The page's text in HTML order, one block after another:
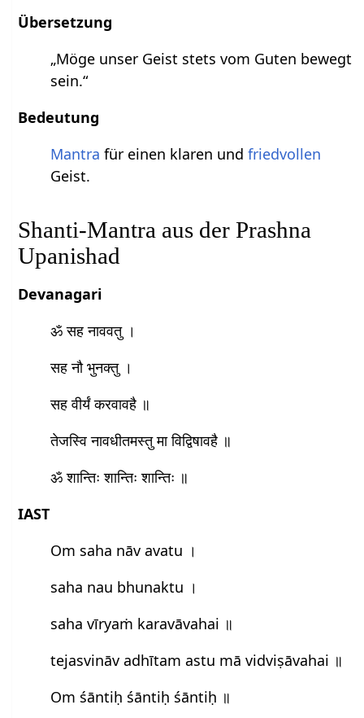
Übersetzung
„Möge unser Geist stets vom Guten bewegt
sein.“
Bedeutung
Mantra für einen klaren undfriedvollen
Geist.
Shanti-Mantra aus der Prashna
Upanishad
Devanagari
ॐ सह नाववतु ।
सह नौ भुनक्तु ।
सह वीर्यं करवावहै ॥
तेजस्वि नावधीतमस्तु मा विद्विषावहै ॥
ॐ शान्तिः शान्तिः शान्तिः ॥
IAST
Om saha nāv avatu ।
saha nau bhunaktu ।
saha vīryaṁ karavāvahai ॥
tejasvināv adhītam astu mā vidviṣāvahai ॥
Om śāntiḥ śāntiḥ śāntiḥ ॥